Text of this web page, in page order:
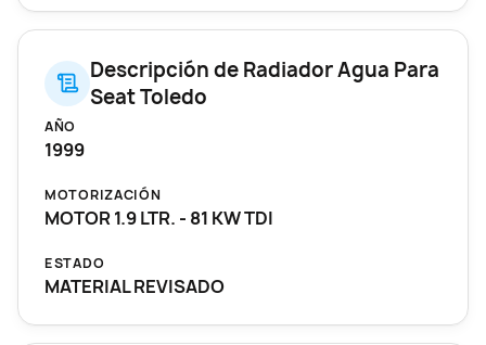
Descripción de Radiador Agua Para
Seat Toledo
AÑO
1999
MOTORIZACIÓN
MOTOR 1.9 LTR. - 81 KW TDI
ESTADO
MATERIAL REVISADO